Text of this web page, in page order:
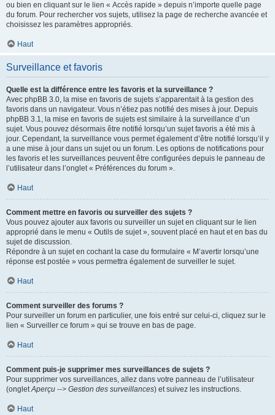
ou bien en cliquant sur le lien « Accès rapide » depuis n’importe quelle page
du forum. Pour rechercher vos sujets, utilisez la page de recherche avancée et
choisissez les paramètres appropriés.
Haut
Surveillance et favoris
Quelle est la différence entre les favoris et la surveillance ?
Avec phpBB 3.0, la mise en favoris de sujets s’apparentait à la gestion des
favoris dans un navigateur. Vous n’étiez pas notifié des mises à jour. Depuis
phpBB 3.1, la mise en favoris de sujets est similaire à la surveillance d’un
sujet. Vous pouvez désormais être notifié lorsqu’un sujet favoris a été mis à
jour. Cependant, la surveillance vous permet également d’être notifié lorsqu’il y
a une mise à jour dans un sujet ou un forum. Les options de notifications pour
les favoris et les surveillances peuvent être configurées depuis le panneau de
l’utilisateur dans l’onglet « Préférences du forum ».
Haut
Comment mettre en favoris ou surveiller des sujets ?
Vous pouvez ajouter aux favoris ou surveiller un sujet en cliquant sur le lien
approprié dans le menu « Outils de sujet », souvent placé en haut et en bas du
sujet de discussion.
Répondre à un sujet en cochant la case du formulaire « M’avertir lorsqu’une
réponse est postée » vous permettra également de surveiller le sujet.
Haut
Comment surveiller des forums ?
Pour surveiller un forum en particulier, une fois entré sur celui-ci, cliquez sur le
lien « Surveiller ce forum » qui se trouve en bas de page.
Haut
Comment puis-je supprimer mes surveillances de sujets ?
Pour supprimer vos surveillances, allez dans votre panneau de l’utilisateur
(ongletAperçu --> Gestion des surveillances) et suivez les instructions.
Haut